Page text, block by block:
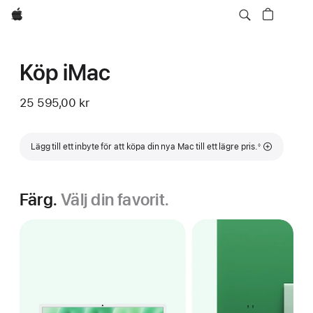
Apple
Köp iMac
25 595,00 kr
Lägg till ett inbyte för att köpa din nya Mac till ett lägre pris.
Fotnot
◊
Färg. Välj din favorit.